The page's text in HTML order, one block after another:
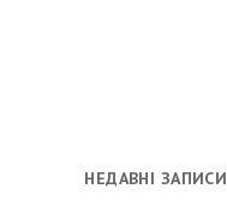
НЕДАВНІ ЗАПИСИ